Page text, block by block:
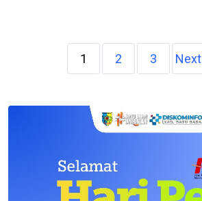
1 2 3 Next